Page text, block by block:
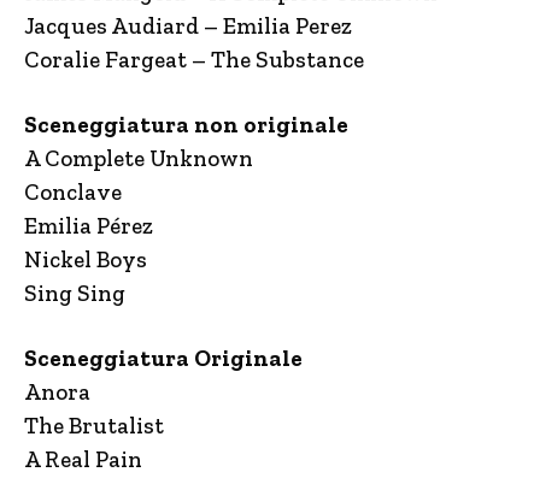
Jacques Audiard – Emilia Perez
Coralie Fargeat – The Substance
Sceneggiatura non originale
A Complete Unknown
Conclave
Emilia Pérez
Nickel Boys
Sing Sing
Sceneggiatura Originale
Anora
The Brutalist
A Real Pain